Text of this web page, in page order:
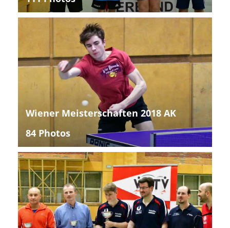
Wiener Meisterschaften 2018 AK
84 Photos